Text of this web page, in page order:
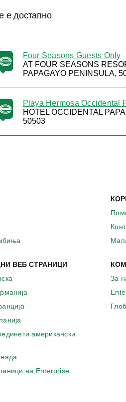
е достапно
Four Seasons Guests Only
AT FOUR SEASONS
PAPAGAYO PENINSULA,
Playa Hermosa Occidental
HOTEL OCCIDENTAL
50503
ВЕБ СТРАНИЦИ
американски
на Enterprise
За